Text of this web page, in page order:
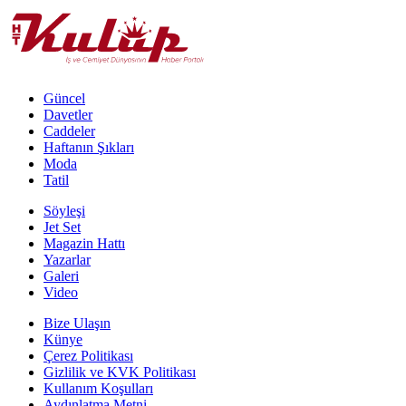
Güncel
Davetler
Caddeler
Haftanın Şıkları
Moda
Tatil
Söyleşi
Jet Set
Magazin Hattı
Yazarlar
Galeri
Video
Bize Ulaşın
Künye
Çerez Politikası
Gizlilik ve KVK Politikası
Kullanım Koşulları